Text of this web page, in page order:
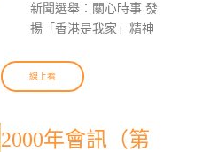
新聞選舉：關心時事 發
揚「香港是我家」精神
線上看
2000年會訊（第